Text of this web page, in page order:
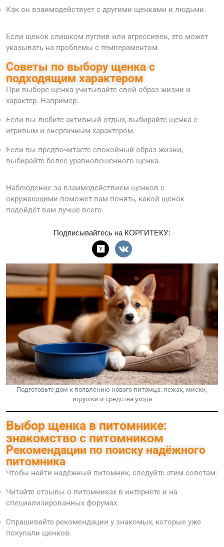
Как он взаимодействует с другими щенками и людьми.
Если щенок слишком пуглив или агрессивен, это может
указывать на проблемы с темпераментом.
Советы по выбору щенка с
подходящим характером
При выборе щенка учитывайте свой образ жизни и
характер. Например:
Если вы любите активный отдых, выбирайте щенка с
игривым и энергичным характером.
Если вы предпочитаете спокойный образ жизни,
выбирайте более уравновешенного щенка.
Наблюдение за взаимодействием щенков с
окружающими поможет вам понять, какой щенок
подойдёт вам лучше всего.
Подписывайтесь на КОРГИТЕКУ:
Подготовьте дом к появлению нового питомца: лежак, миски,
игрушки и средства ухода
Выбор щенка в питомнике:
знакомство с питомником
Рекомендации по поиску надёжного
питомника
Чтобы найти надёжный питомник, следуйте этим советам:
Читайте отзывы о питомниках в интернете и на
специализированных форумах.
Спрашивайте рекомендации у знакомых, которые уже
покупали щенков.